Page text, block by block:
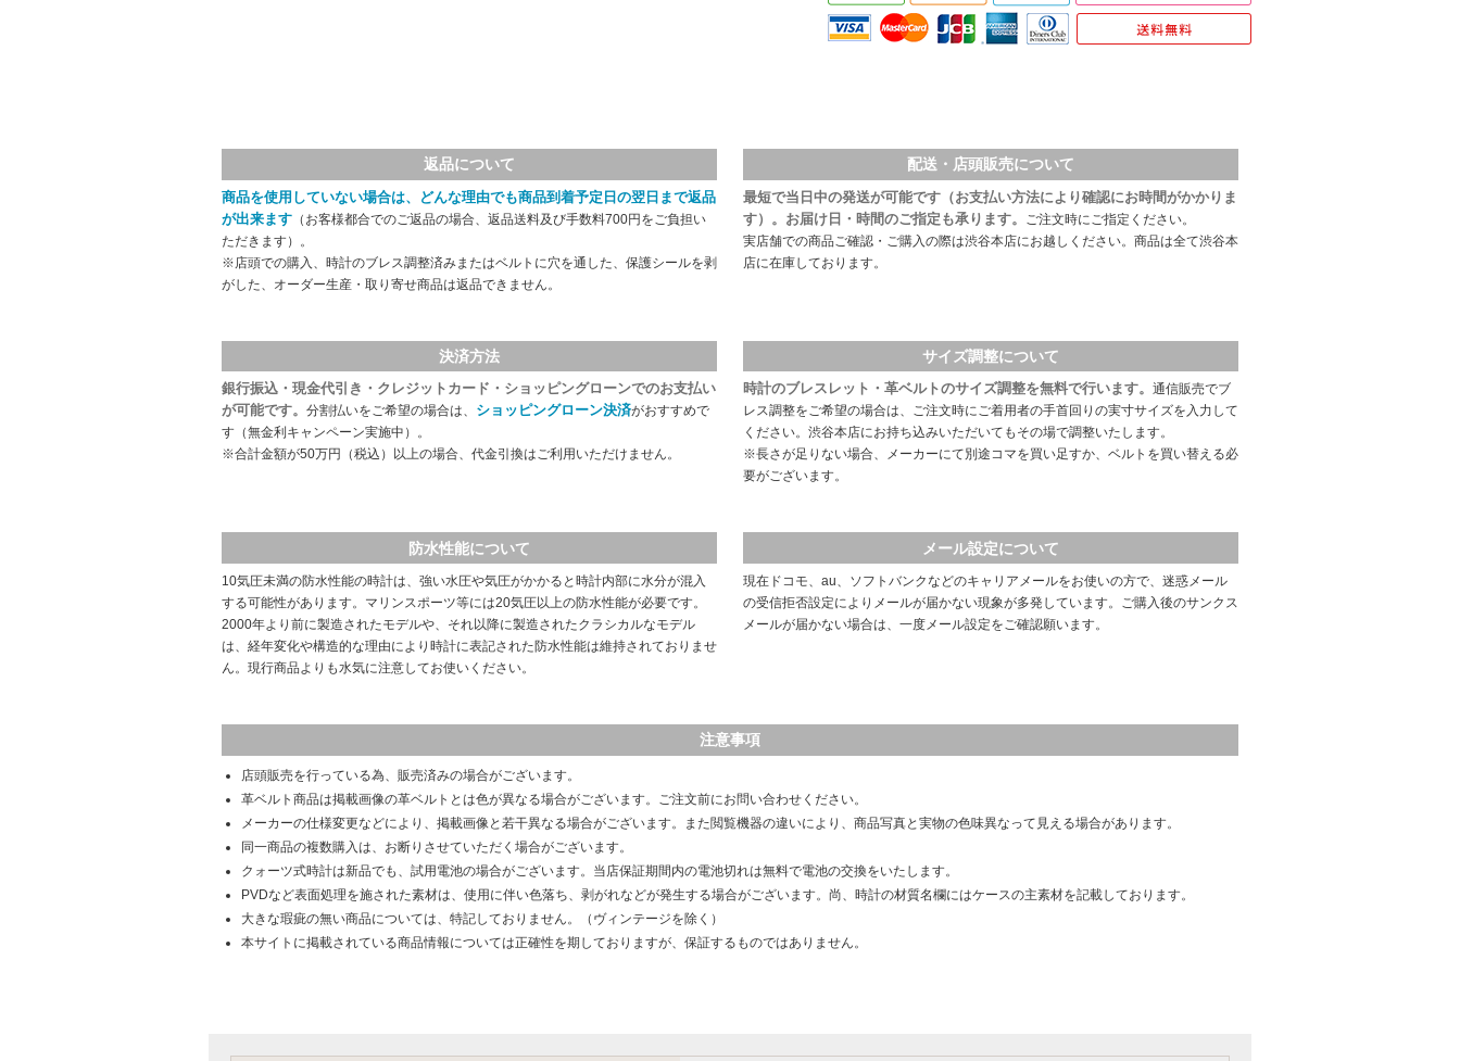
返品について
商品を使用していない場合は、どんな理由でも商品到着予定日の翌日まで返品
が出来ます （お客様都合でのご返品の場合、返品送料及び手数料700円をご負担い
ただきます）。
※店頭での購入、時計のブレス調整済みまたはベルトに穴を通した、保護シールを剥
がした、オーダー生産・取り寄せ商品は返品できません。
配送・店頭販売について
最短で当日中の発送が可能です（お支払い方法により確認にお時間がかかりま
す）。お届け日・時間のご指定も承ります。
ご注文時にご指定ください。
実店舗での商品ご確認・ご購入の際は渋谷本店にお越しください。商品は全て渋谷本
店に在庫しております。
決済方法
銀行振込・現金代引き・クレジットカード・ショッピングローンでのお支払い
が可能です。 分割払いをご希望の場合は、 ショッピングローン決済がおすすめで
す（無金利キャンペーン実施中）。
※合計金額が50万円（税込）以上の場合、代金引換はご利用いただけません。
サイズ調整について
時計のブレスレット・革ベルトのサイズ調整を無料で行います。 通信販売でブ
レス調整をご希望の場合は、ご注文時にご着用者の手首回りの実寸サイズを入力して
ください。渋谷本店にお持ち込みいただいてもその場で調整いたします。
※長さが足りない場合、メーカーにて別途コマを買い足すか、ベルトを買い替える必
要がございます。
防水性能について
10気圧未満の防水性能の時計は、強い水圧や気圧がかかると時計内部に水分が混入
する可能性があります。マリンスポーツ等には20気圧以上の防水性能が必要です。
2000年より前に製造されたモデルや、それ以降に製造されたクラシカルなモデル
は、経年変化や構造的な理由により時計に表記された防水性能は維持されておりませ
ん。現行商品よりも水気に注意してお使いください。
メール設定について
現在ドコモ、au、ソフトバンクなどのキャリアメールをお使いの方で、迷惑メール
の受信拒否設定によりメールが届かない現象が多発しています。ご購入後のサンクス
メールが届かない場合は、一度メール設定をご確認願います。
注意事項
店頭販売を行っている為、販売済みの場合がございます。
革ベルト商品は掲載画像の革ベルトとは色が異なる場合がございます。ご注文前にお問い合わせください。
メーカーの仕様変更などにより、掲載画像と若干異なる場合がございます。また閲覧機器の違いにより、商品写真と実物の色味異なって見える場合があります。
同一商品の複数購入は、お断りさせていただく場合がございます。
クォーツ式時計は新品でも、試用電池の場合がございます。当店保証期間内の電池切れは無料で電池の交換をいたします。
PVDなど表面処理を施された素材は、使用に伴い色落ち、剥がれなどが発生する場合がございます。尚、時計の材質名欄にはケースの主素材を記載しております。
大きな瑕疵の無い商品については、特記しておりません。（ヴィンテージを除く）
本サイトに掲載されている商品情報については正確性を期しておりますが、保証するものではありません。